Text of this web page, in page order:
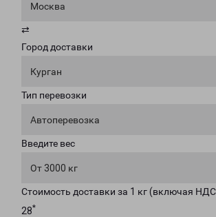
Москва
⇄
Город доставки
Курган
Тип перевозки
Автоперевозка
Введите вес
От 3000 кг
Стоимость доставки за 1 кг (включая
28*